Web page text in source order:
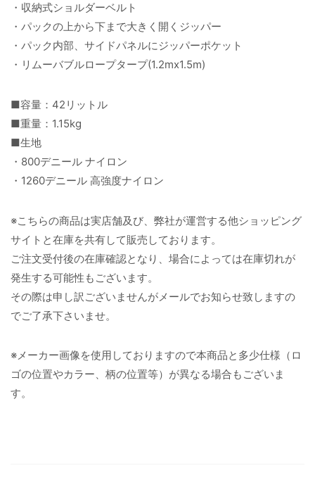
・収納式ショルダーベルト
・パックの上から下まで大きく開くジッパー
・パック内部、サイドパネルにジッパーポケット
・リムーバブルロープタープ(1.2mx1.5m)
■容量：42リットル
■重量：1.15kg
■生地
・800デニール ナイロン
・1260デニール 高強度ナイロン
※こちらの商品は実店舗及び、弊社が運営する他ショッピング
サイトと在庫を共有して販売しております。
ご注文受付後の在庫確認となり、場合によっては在庫切れが
発生する可能性もございます。
その際は申し訳ございませんがメールでお知らせ致しますの
でご了承下さいませ。
※メーカー画像を使用しておりますので本商品と多少仕様（ロ
ゴの位置やカラー、柄の位置等）が異なる場合もございま
す。